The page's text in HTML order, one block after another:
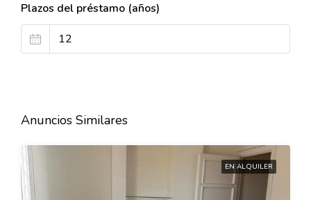
Plazos del préstamo (años)
Anuncios Similares
EN ALQUILER